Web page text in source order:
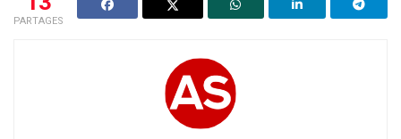
PARTAGES